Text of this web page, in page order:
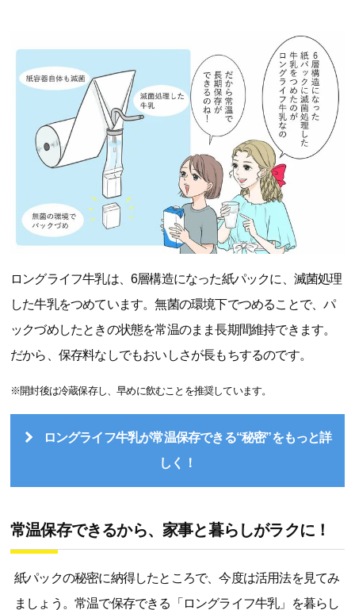
ロングライフ牛乳は、6層構造になった紙パックに、滅菌処理
した牛乳をつめています。無菌の環境下でつめることで、パ
ックづめしたときの状態を常温のまま長期間維持できます。
だから、保存料なしでもおいしさが長もちするのです。
※開封後は冷蔵保存し、早めに飲むことを推奨しています。
ロングライフ牛乳が常温保存できる“秘密”をもっと詳
しく！
常温保存できるから、家事と暮らしがラクに！
紙パックの秘密に納得したところで、今度は活用法を見てみ
ましょう。常温で保存できる「ロングライフ牛乳」を暮らし